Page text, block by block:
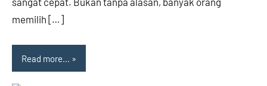
memilih […]
Read more...